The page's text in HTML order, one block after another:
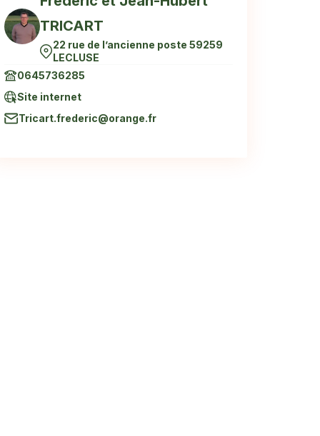
TRICART
22 rue de l’ancienne poste 59259
LECLUSE
0645736285
Site internet
Tricart.frederic@orange.fr